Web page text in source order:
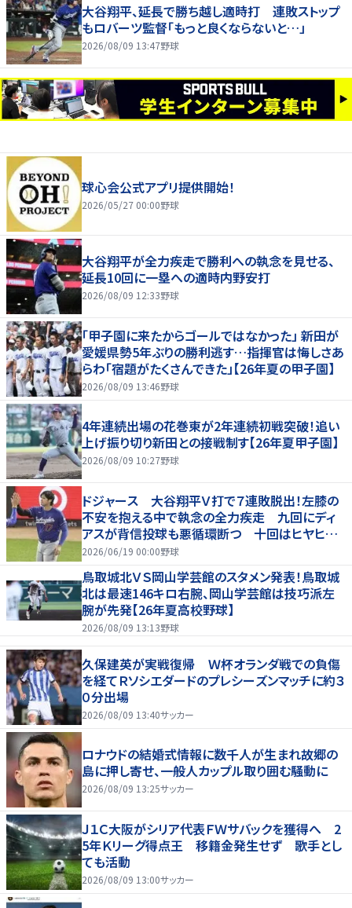
大谷翔平、延長で勝ち越し適時打 連敗ストップ
もロバーツ監督「もっと良くならないと…」
2026/08/09 13:47野球
球心会公式アプリ提供開始！
2026/05/27 00:00野球
大谷翔平が全力疾走で勝利への執念を見せる、
延長10回に一塁への適時内野安打
2026/08/09 12:33野球
「甲子園に来たからゴールではなかった」 新田が
愛媛県勢5年ぶりの勝利逃す…指揮官は悔しさあ
らわ「宿題がたくさんできた」【26年夏の甲子園】
2026/08/09 13:46野球
4年連続出場の花巻東が2年連続初戦突破！追い
上げ振り切り新田との接戦制す【26年夏甲子園】
2026/08/09 10:27野球
ドジャース 大谷翔平Ｖ打で７連敗脱出！左膝の
不安を抱える中で執念の全力疾走 九回にディ
アスが背信投球も悪循環断つ 十回はヒヤヒヤ
もリード守る
2026/06/19 00:00野球
鳥取城北ＶＳ岡山学芸館のスタメン発表！鳥取城
北は最速146キロ右腕、岡山学芸館は技巧派左
腕が先発【26年夏高校野球】
2026/08/09 13:13野球
久保建英が実戦復帰 Ｗ杯オランダ戦での負傷
を経てＲソシエダードのプレシーズンマッチに約３
０分出場
2026/08/09 13:40サッカー
ロナウドの結婚式情報に数千人が生まれ故郷の
島に押し寄せ、一般人カップル取り囲む騒動に
2026/08/09 13:25サッカー
Ｊ１Ｃ大阪がシリア代表ＦＷサバックを獲得へ 2
5年Ｋリーグ得点王 移籍金発生せず 歌手とし
ても活動
2026/08/09 13:00サッカー